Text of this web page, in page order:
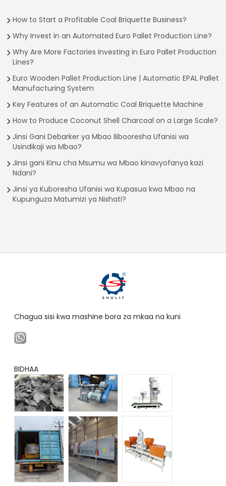
How to Start a Profitable Coal Briquette Business?
Why Invest in an Automated Euro Pallet Production Line?
Why Are More Factories Investing in Euro Pallet Production
Lines?
Euro Wooden Pallet Production Line | Automatic EPAL Pallet
Manufacturing System
Key Features of an Automatic Coal Briquette Machine
How to Produce Coconut Shell Charcoal on a Large Scale?
Jinsi Gani Debarker ya Mbao Ilibooresha Ufanisi wa
Usindikaji wa Mbao?
Jinsi gani Kinu cha Msumu wa Mbao kinavyofanya kazi
Ndani?
Jinsi ya Kuboresha Ufanisi wa Kupasua kwa Mbao na
Kupunguza Matumizi ya Nishati?
Chagua sisi kwa mashine bora za mkaa na kuni
BIDHAA